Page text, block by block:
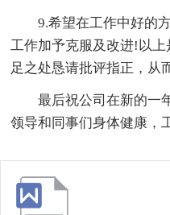
9.希望在工作中好的
工作加予克服及改进!以
足之处恳请批评指正，从
最后祝公司在新的一
领导和同事们身体健康，